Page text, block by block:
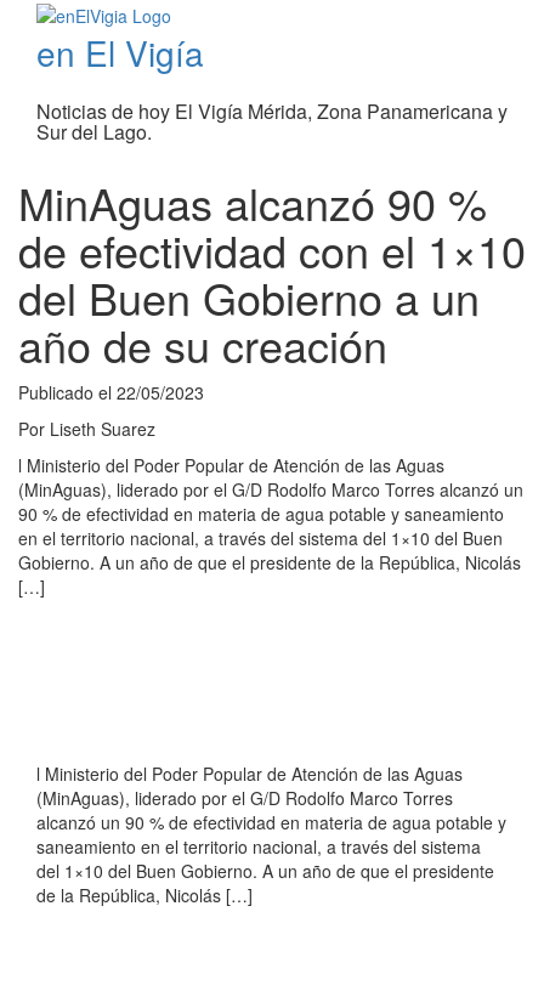
en El Vigía
Noticias de hoy El Vigía Mérida, Zona Panamericana y
Sur del Lago.
MinAguas alcanzó 90 %
de efectividad con el 1×10
del Buen Gobierno a un
año de su creación
Publicado el 22/05/2023
Por Liseth Suarez
l Ministerio del Poder Popular de Atención de las Aguas
(MinAguas), liderado por el G/D Rodolfo Marco Torres alcanzó un
90 % de efectividad en materia de agua potable y saneamiento
en el territorio nacional, a través del sistema del 1×10 del Buen
Gobierno. A un año de que el presidente de la República, Nicolás
[…]
l Ministerio del Poder Popular de Atención de las Aguas
(MinAguas), liderado por el G/D Rodolfo Marco Torres
alcanzó un 90 % de efectividad en materia de agua potable y
saneamiento en el territorio nacional, a través del sistema
del 1×10 del Buen Gobierno. A un año de que el presidente
de la República, Nicolás […]